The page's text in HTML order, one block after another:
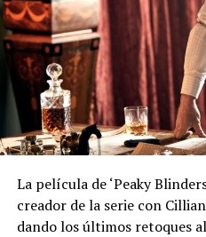
La película de ‘Peaky
creador de la serie con
dando los últimos retoques